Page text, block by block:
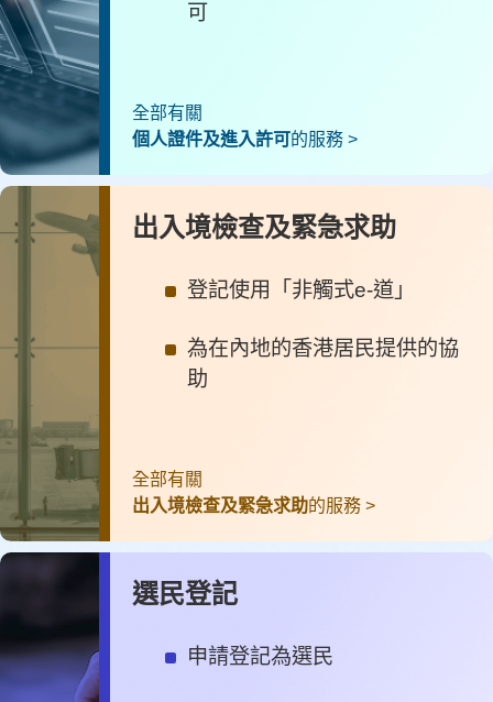
可
全部有關
個人證件及進入許可的服務 >
出入境檢查及緊急求助
登記使用「非觸式e-道」
為在內地的香港居民提供的協
助
全部有關
出入境檢查及緊急求助的服務 >
選民登記
申請登記為選民